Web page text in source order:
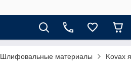
Шлифовальные материалы Kovax